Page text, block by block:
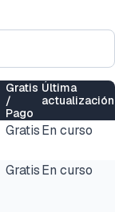
Gratis
/
Pago
Última
actualización
GratisEn curso
GratisEn curso